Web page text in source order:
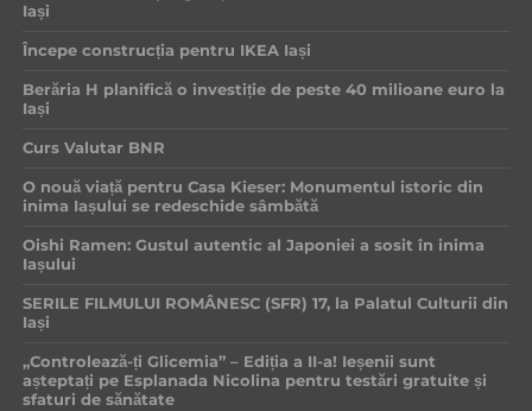
Iași
Începe construcția pentru IKEA Iași
Berăria H planifică o investiție de peste 40 milioane euro la
Iași
Curs Valutar BNR
O nouă viață pentru Casa Kieser: Monumentul istoric din
inima Iașului se redeschide sâmbătă
Oishi Ramen: Gustul autentic al Japoniei a sosit în inima
Iașului
SERILE FILMULUI ROMÂNESC (SFR) 17, la Palatul Culturii din
Iași
„Controlează-ți Glicemia” – Ediția a II-a! Ieșenii sunt
așteptați pe Esplanada Nicolina pentru testări gratuite și
sfaturi de sănătate